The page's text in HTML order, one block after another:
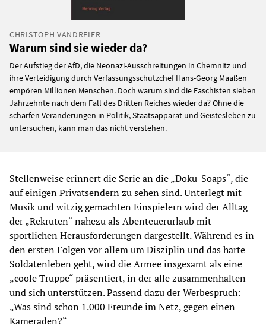
CHRISTOPH VANDREIER
Warum sind sie wieder da?
Der Aufstieg der AfD, die Neonazi-Ausschreitungen in Chemnitz und
ihre Verteidigung durch Verfassungsschutzchef Hans-Georg Maaßen
empören Millionen Menschen. Doch warum sind die Faschisten sieben
Jahrzehnte nach dem Fall des Dritten Reiches wieder da? Ohne die
scharfen Veränderungen in Politik, Staatsapparat und Geistesleben zu
untersuchen, kann man das nicht verstehen.
Stellenweise erinnert die Serie an die „Doku-Soaps“, die
auf einigen Privatsendern zu sehen sind. Unterlegt mit
Musik und witzig gemachten Einspielern wird der Alltag
der „Rekruten“ nahezu als Abenteuerurlaub mit
sportlichen Herausforderungen dargestellt. Während es in
den ersten Folgen vor allem um Disziplin und das harte
Soldatenleben geht, wird die Armee insgesamt als eine
„coole Truppe“ präsentiert, in der alle zusammenhalten
und sich unterstützen. Passend dazu der Werbespruch:
„Was sind schon 1.000 Freunde im Netz, gegen einen
Kameraden?“